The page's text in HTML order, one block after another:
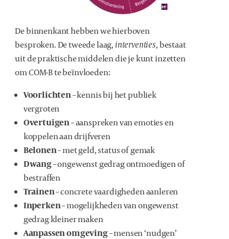
De binnenkant hebben we hierboven
besproken. De tweede laag, interventies, bestaat
uit de praktische middelen die je kunt inzetten
om COM-B te beïnvloeden:
Voorlichten– kennis bij het publiek
vergroten
Overtuigen– aanspreken van emoties en
koppelen aan drijfveren
Belonen– met geld, status of gemak
Dwang– ongewenst gedrag ontmoedigen of
bestraffen
Trainen– concrete vaardigheden aanleren
Inperken– mogelijkheden van ongewenst
gedrag kleiner maken
Aanpassen omgeving– mensen ‘nudgen’